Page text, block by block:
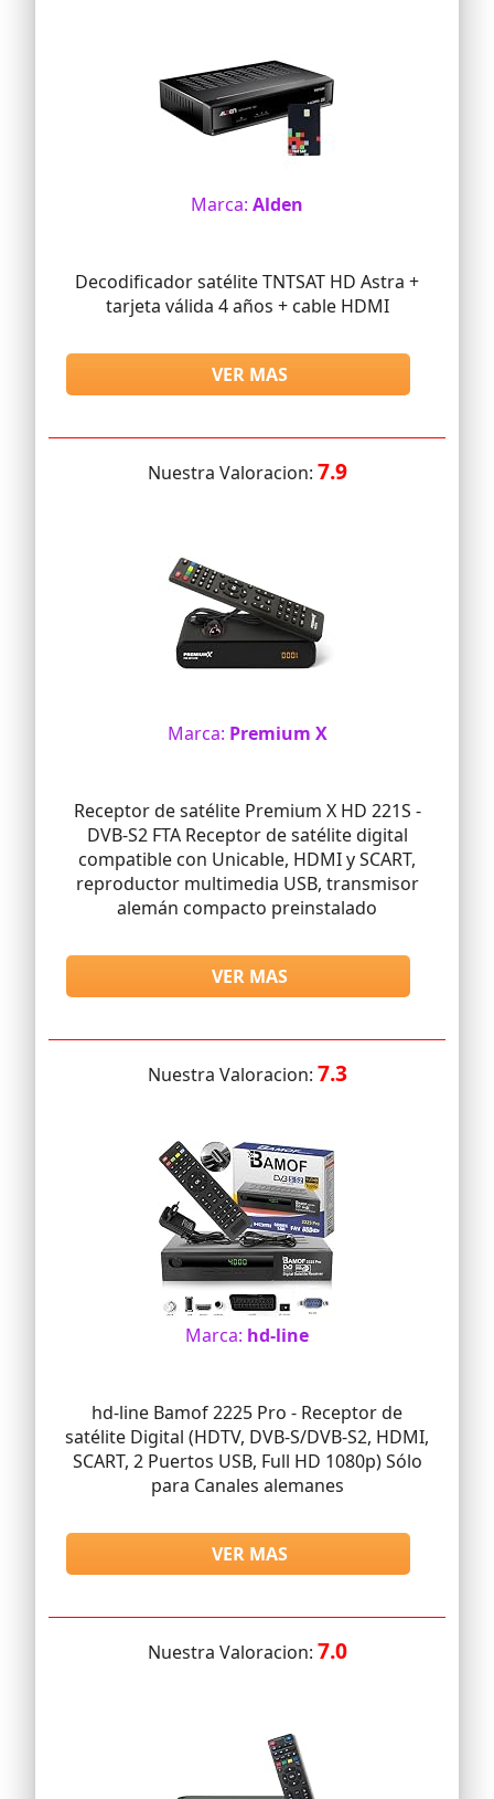
Marca: Alden
Decodificador satélite TNTSAT HD Astra +
tarjeta válida 4 años + cable HDMI
VER MAS
Nuestra Valoracion: 7.9
Marca: Premium X
Receptor de satélite Premium X HD 221S -
DVB-S2 FTA Receptor de satélite digital
compatible con Unicable, HDMI y SCART,
reproductor multimedia USB, transmisor
alemán compacto preinstalado
VER MAS
Nuestra Valoracion: 7.3
Marca: hd-line
hd-line Bamof 2225 Pro - Receptor de
satélite Digital (HDTV, DVB-S/DVB-S2, HDMI,
SCART, 2 Puertos USB, Full HD 1080p) Sólo
para Canales alemanes
VER MAS
Nuestra Valoracion: 7.0